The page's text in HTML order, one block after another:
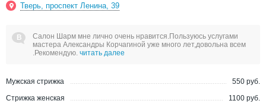
Тверь, проспект Ленина, 39
Салон Шарм мне лично очень нравится.Пользуюсь услугами
мастера Александры Корчагиной уже много лет,довольна всем
.Рекомендую. читать далее
Мужская стрижка
550 руб.
Стрижка женская
1100 руб.